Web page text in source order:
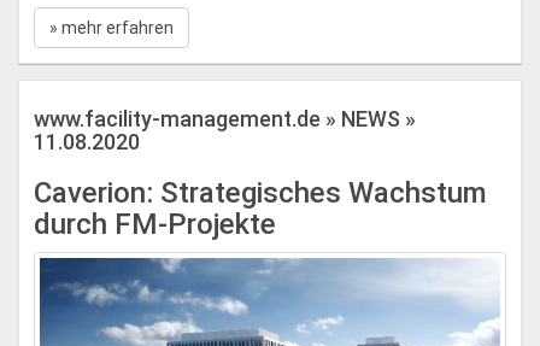
» mehr erfahren
www.facility-management.de » NEWS »
11.08.2020
Caverion: Strategisches Wachstum
durch FM-Projekte